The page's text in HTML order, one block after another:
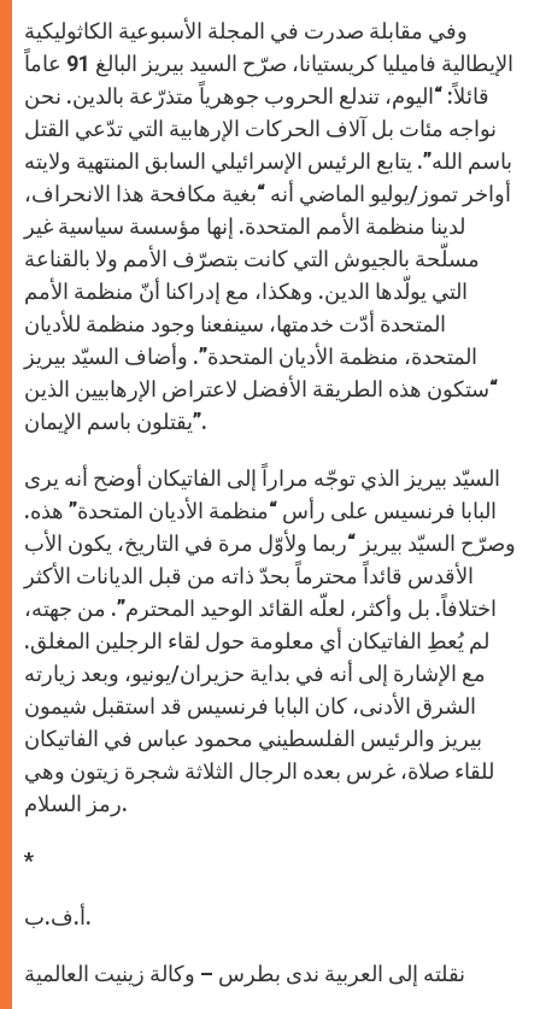
p
g
e
r
k
r
وفي مقابلة صدرت في المجلة الأسبوعية الكاثوليكية
الإيطالية فاميليا كريستيانا، صرّح السيد بيريز البالغ 91 عاماً
قائلاً: “اليوم، تندلع الحروب جوهرياً متذرّعة بالدين. نحن
نواجه مئات بل آلاف الحركات الإرهابية التي تدّعي القتل
باسم الله”. يتابع الرئيس الإسرائيلي السابق المنتهية ولايته
أواخر تموز/يوليو الماضي أنه “بغية مكافحة هذا الانحراف،
لدينا منظمة الأمم المتحدة. إنها مؤسسة سياسية غير
مسلّحة بالجيوش التي كانت بتصرّف الأمم ولا بالقناعة
التي يولّدها الدين. وهكذا، مع إدراكنا أنّ منظمة الأمم
المتحدة أدّت خدمتها، سينفعنا وجود منظمة للأديان
المتحدة، منظمة الأديان المتحدة”. وأضاف السيّد بيريز
“ستكون هذه الطريقة الأفضل لاعتراض الإرهابيين الذين
يقتلون باسم الإيمان”.
السيّد بيريز الذي توجّه مراراً إلى الفاتيكان أوضح أنه يرى
البابا فرنسيس على رأس “منظمة الأديان المتحدة” هذه.
وصرّح السيّد بيريز “ربما ولأوّل مرة في التاريخ، يكون الأب
الأقدس قائداً محترماً بحدّ ذاته من قبل الديانات الأكثر
اختلافاً. بل وأكثر، لعلّه القائد الوحيد المحترم”. من جهته،
لم يُعطِ الفاتيكان أي معلومة حول لقاء الرجلين المغلق.
مع الإشارة إلى أنه في بداية حزيران/يونيو، وبعد زيارته
الشرق الأدنى، كان البابا فرنسيس قد استقبل شيمون
بيريز والرئيس الفلسطيني محمود عباس في الفاتيكان
للقاء صلاة، غرس بعده الرجال الثلاثة شجرة زيتون وهي
رمز السلام.
*
أ.ف.ب.
نقلته إلى العربية ندى بطرس – وكالة زينيت العالمية